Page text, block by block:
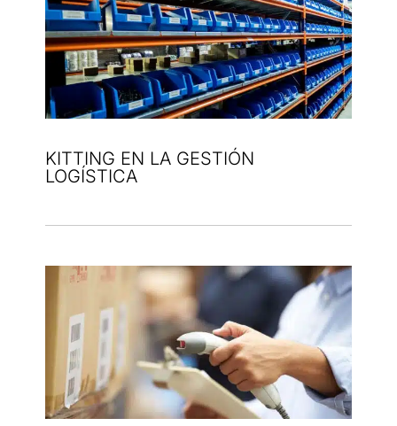
KITTING EN LA GESTIÓN
LOGÍSTICA